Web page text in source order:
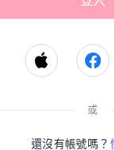
或
還沒有帳號嗎？